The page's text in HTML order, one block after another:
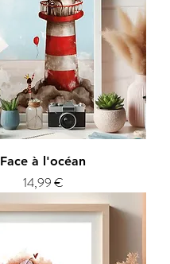
Face à l'océan
Prix
14,99 €